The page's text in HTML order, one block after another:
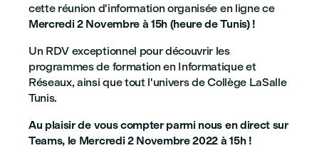
cette réunion d'information organisée en ligne ce
Mercredi 2 Novembreà 15h (heure de Tunis) !
Un RDV exceptionnel pour découvrir les
programmes de formation en Informatique et
Réseaux, ainsi que tout l'univers de Collège LaSalle
Tunis.
Au plaisir de vous compter parmi nous en direct sur
Teams, le Mercredi 2 Novembre2022 à 15h !